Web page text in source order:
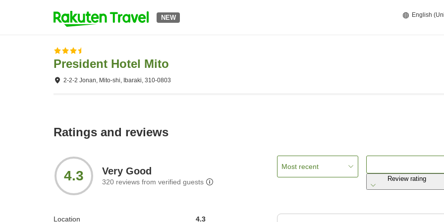
NEW English
President Hotel Mito
2-2-2 Jonan, Mito-shi, Ibaraki, 310-0803
Ratings and reviews
4.3 Very Good
320 reviews from verified guests
Location 4.3
Most recent
Review rating